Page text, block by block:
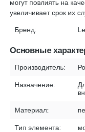
могут повлиять на
увеличивает срок их
Бренд:
Основные
Производитель:
Назначение:
Материал:
Тип элемента: